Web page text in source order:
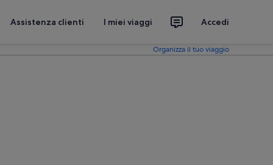
Assistenza clienti I miei viaggi Accedi
Organizza il tuo viaggio